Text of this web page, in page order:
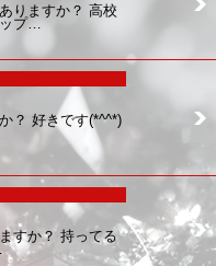
りますか？ 高校
プ…
？ 好きです(*^^*)
すか？ 持ってる